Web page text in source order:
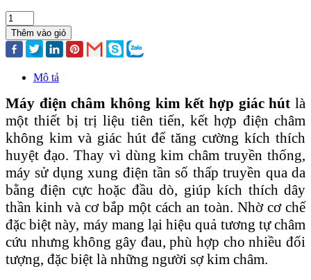
Thêm vào giỏ
Mô tả
Máy điện châm không kim kết hợp giác hút là
một thiết bị trị liệu tiên tiến, kết hợp điện châm
không kim và giác hút để tăng cường kích thích
huyệt đạo. Thay vì dùng kim châm truyền thống,
máy sử dụng xung điện tần số thấp truyền qua da
bằng điện cực hoặc đầu dò, giúp kích thích dây
thần kinh và cơ bắp một cách an toàn. Nhờ cơ chế
đặc biệt này, máy mang lại hiệu quả tương tự châm
cứu nhưng không gây đau, phù hợp cho nhiều đối
tượng, đặc biệt là những người sợ kim châm.